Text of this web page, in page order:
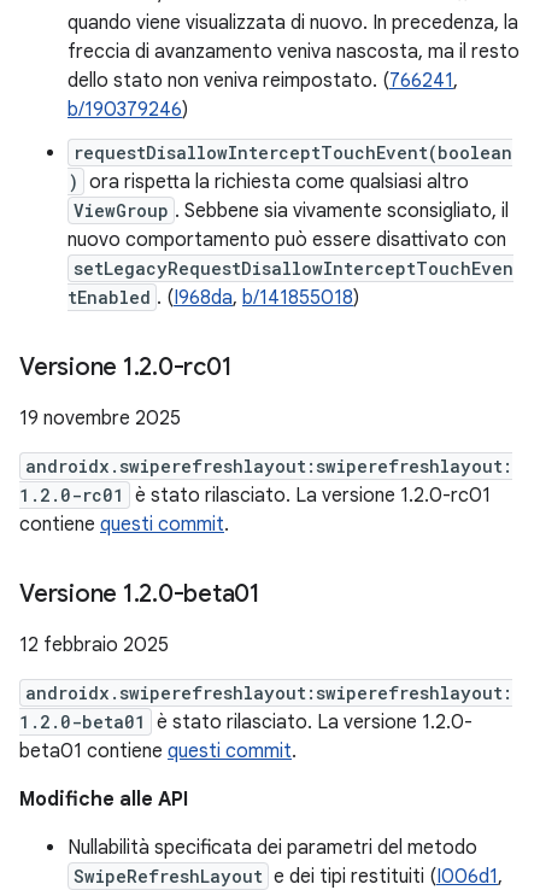
quando viene visualizzata di nuovo. In precedenza, la
freccia di avanzamento veniva nascosta, ma il resto
dello stato non veniva reimpostato. (766241,
b/190379246)
requestDisallowInterceptTouchEvent(boolean
) ora rispetta la richiesta come qualsiasi altro
ViewGroup . Sebbene sia vivamente sconsigliato, il
nuovo comportamento può essere disattivato con
setLegacyRequestDisallowInterceptTouchEven
tEnabled . (I968da, b/141855018)
Versione 1.2.0-rc01
19 novembre 2025
androidx.swiperefreshlayout:swiperefreshlayout:
1.2.0-rc01
è stato rilasciato. La versione 1.2.0-rc01
contiene questi commit.
Versione 1.2.0-beta01
12 febbraio 2025
androidx.swiperefreshlayout:swiperefreshlayout:
1.2.0-beta01
è stato rilasciato. La versione 1.2.0-
beta01 contiene questi commit.
Modifiche alle API
Nullabilità specificata dei parametri del metodo
SwipeRefreshLayout e dei tipi restituiti (I006d1,